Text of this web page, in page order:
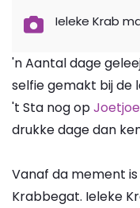
Ieleke Krab
'n Aantal dage
selfie gemakt bij de
't Sta nog op
drukke dage dan
Vanaf da mement
Krabbegat. Ieleke